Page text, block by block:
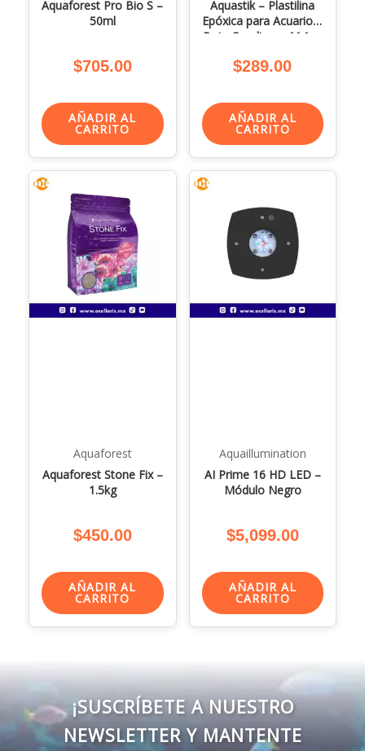
Aquaforest Pro Bio S –
50ml
$705.00
AÑADIR AL
CARRITO
Aquastik – Plastilina
Epóxica para Acuario –
Rojo Coralino – 114 gr
$289.00
AÑADIR AL
CARRITO
Aquaforest
Aquaforest Stone Fix –
1.5kg
$450.00
AÑADIR AL
CARRITO
Aquaillumination
AI Prime 16 HD LED –
Módulo Negro
$5,099.00
AÑADIR AL
CARRITO
¡SUSCRÍBETE A NUESTRO
NEWSLETTER Y MANTENTE